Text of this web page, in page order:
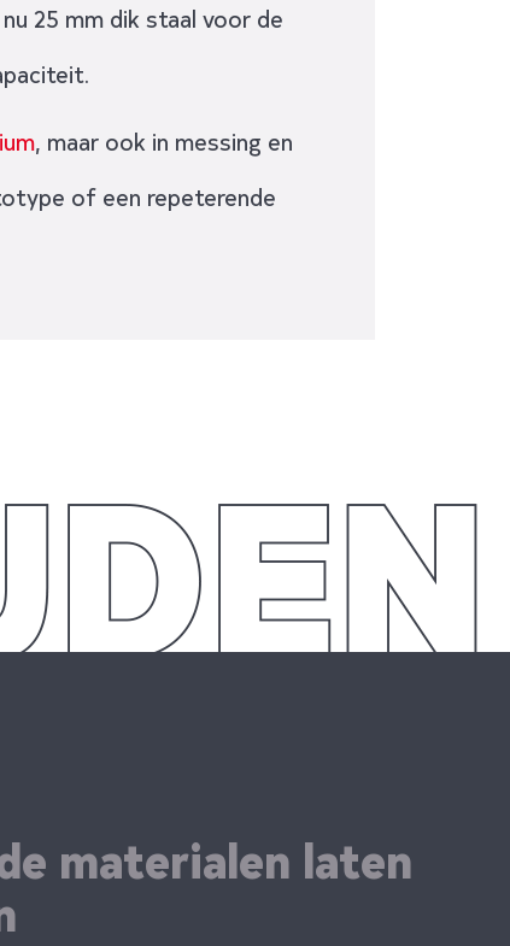
25 mm dik staal voor de
, maar ook in messing en
of een repeterende
materialen laten